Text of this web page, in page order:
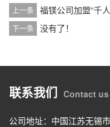
上一条 福镁公司加盟“千
下一条 没有了！
联系我们 Contact us
公司地址：中国江苏无锡